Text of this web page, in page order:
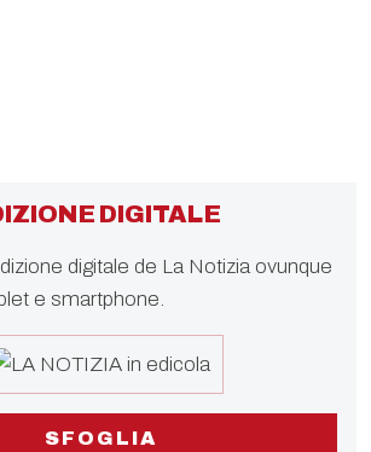
DIGITALE
digitale de La Notizia ovunque
e smartphone.
SFOGLIA